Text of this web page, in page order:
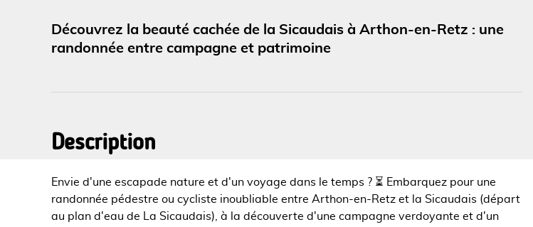
Découvrez la beauté cachée de la Sicaudais à Arthon-en-Retz : une
randonnée entre campagne et patrimoine
Description
Envie d'une escapade nature et d'un voyage dans le temps ? ⏳ Embarquez pour une
randonnée pédestre ou cycliste inoubliable entre Arthon-en-Retz et la Sicaudais (départ
au plan d'eau de La Sicaudais), à la découverte d'une campagne verdoyante et d'un